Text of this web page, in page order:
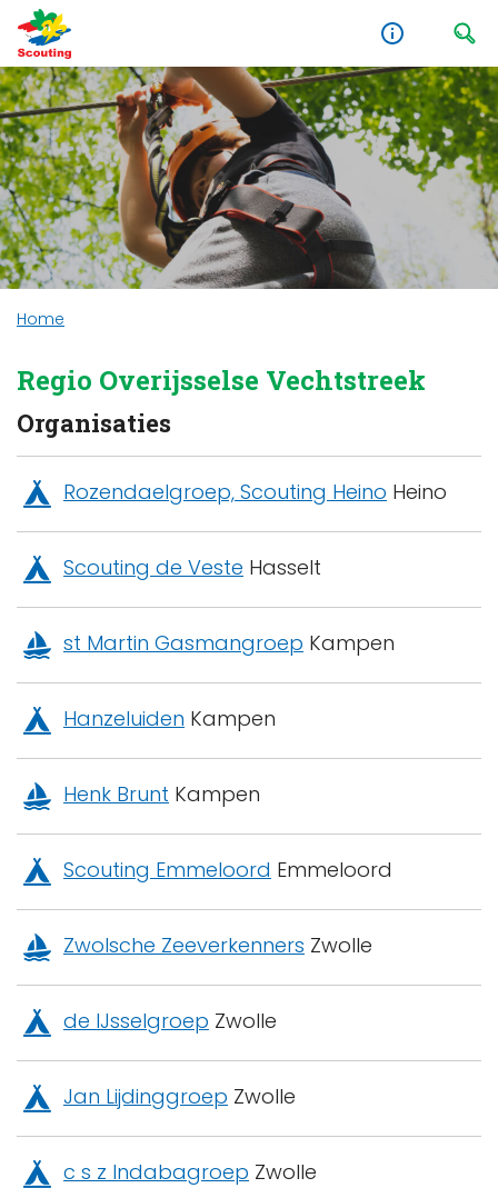
Home
Regio Overijsselse Vechtstreek
Organisaties
Rozendaelgroep, Scouting Heino Heino
Scouting de Veste Hasselt
st Martin Gasmangroep Kampen
Hanzeluiden Kampen
Henk Brunt Kampen
Scouting Emmeloord Emmeloord
Zwolsche Zeeverkenners Zwolle
de IJsselgroep Zwolle
Jan Lijdinggroep Zwolle
c s z Indabagroep Zwolle